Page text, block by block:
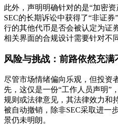
此外，声明明确针对的是“加密
SEC的长期诉讼中获得了“非证
行的其他代币是否会被认定为证
相关界面的合规设计需要针对不
风险与挑战：前路依然充满
尽管市场情绪偏向乐观，但投资
先，这仅是一份“工作人员声明”
规则或法律意见，其法律效力和
被自动撤销，除非SEC采取进一
景仍未明朗。